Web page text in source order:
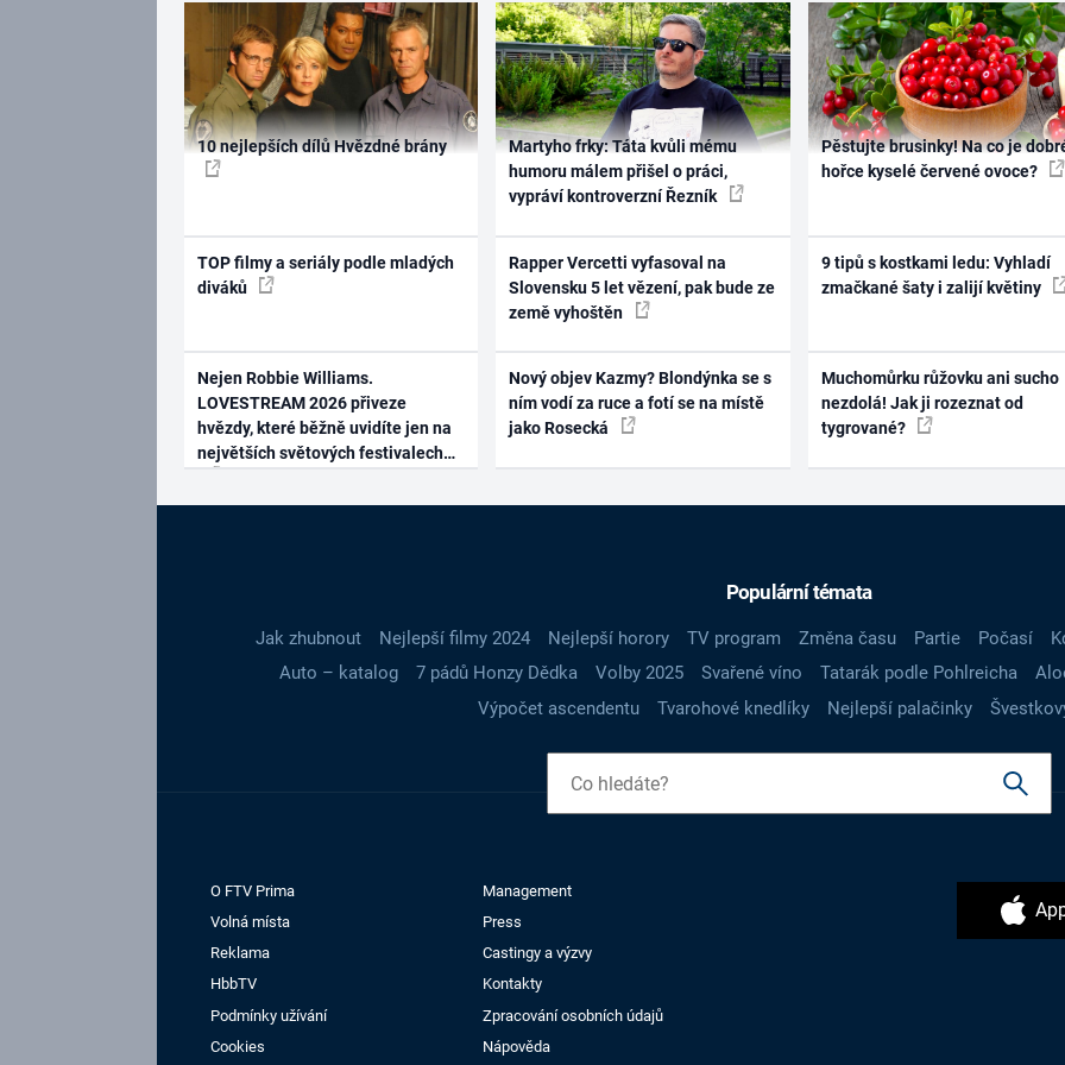
10 nejlepších dílů Hvězdné brány
TOP filmy a seriály podle mladých
diváků
Nejen Robbie Williams.
LOVESTREAM 2026 přiveze
hvězdy, které běžně uvidíte jen na
největších světových festivalech
Martyho frky: Táta kvůli mému
humoru málem přišel o práci,
vypráví kontroverzní Řezník
Rapper Vercetti vyfasoval na
Slovensku 5 let vězení, pak bude ze
země vyhoštěn
Nový objev Kazmy? Blondýnka se s
ním vodí za ruce a fotí se na místě
jako Rosecká
Pěstujte brusinky! Na co je
hořce kyselé červené ovoce?
9 tipů s kostkami ledu: Vyhladí
zmačkané šaty i zalijí květiny
Muchomůrku růžovku ani sucho
nezdolá! Jak ji rozeznat od
tygrované?
Populární témata
Jak zhubnout Nejlepší filmy 2024 Nejlepší horory TV program Změna času Partie Počasí
Auto – katalog
7 pádů Honzy Dědka Volby 2025 Svařené víno Tatarák podle Pohlreicha
Výpočet ascendentu
Tvarohové knedlíky Nejlepší palačinky
O FTV Prima
Management
Volná místa
Press
Reklama
Castingy a výzvy
HbbTV
Kontakty
Podmínky užívání
Zpracování osobních údajů
Cookies
Nápověda